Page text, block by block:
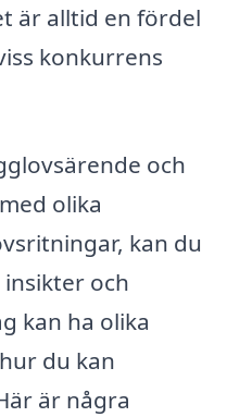
är alltid en fördel
konkurrens
och
olika
kan du
och
kan ha olika
du kan
är några